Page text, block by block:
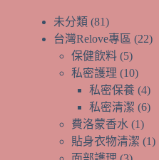
未分類 8181
個
產
品
台灣Relove專區 2222
品
保健飲料 55
個
產
品
私密護理 1010
個
產
品
私密保養 44
個
品
私密清潔 66
產
費洛蒙香水 11
個
貼身衣物清潔 11
3